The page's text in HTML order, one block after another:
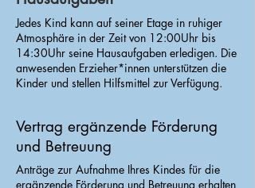
Jedes Kind kann auf seiner Etage in ruhiger
Atmosphäre in der Zeit von 12:00Uhr bis
14:30Uhr seine Hausaufgaben erledigen. Die
anwesenden Erzieher*innen unterstützen die
Kinder und stellen Hilfsmittel zur Verfügung.
Vertrag ergänzende Förderung
und Betreuung
Anträge zur Aufnahme Ihres Kindes für die
ergänzende Förderung und Betreuung erhalten